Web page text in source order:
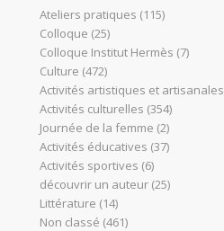
Ateliers pratiques (115)
Colloque (25)
Colloque Institut Hermès (7)
Culture (472)
Activités artistiques et artisanales
Activités culturelles (354)
Journée de la femme (2)
Activités éducatives (37)
Activités sportives (6)
découvrir un auteur (25)
Littérature (14)
Non classé (461)